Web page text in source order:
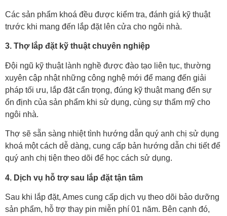
Các sản phẩm khoá đều được kiểm tra, đánh giá kỹ thuật
trước khi mang đến lắp đặt lên cửa cho ngôi nhà.
3. Thợ lắp đặt kỹ thuật chuyên nghiệp
Đội ngũ kỹ thuật lành nghề được đào tạo liên tục, thường
xuyên cập nhật những công nghệ mới để mang đến giải
pháp tối ưu, lắp đặt cẩn trọng, đúng kỹ thuật mang đến sự
ổn định của sản phẩm khi sử dụng, cùng sự thẩm mỹ cho
ngôi nhà.
Thợ sẽ sẵn sàng nhiệt tình hướng dẫn quý anh chị sử dụng
khoá một cách dễ dàng, cung cấp bản hướng dẫn chi tiết để
quý anh chị tiện theo dõi để học cách sử dụng.
4. Dịch vụ hỗ trợ sau lắp đặt tận tâm
Sau khi lắp đặt, Ames cung cấp dịch vụ theo dõi bảo dưỡng
sản phẩm, hỗ trợ thay pin miễn phí 01 năm. Bên cạnh đó,